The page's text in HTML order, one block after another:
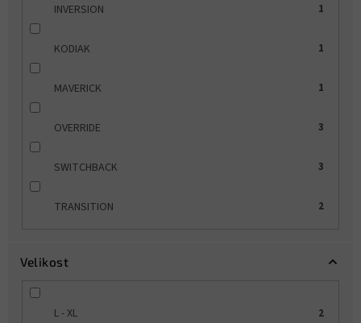
INVERSION 1
KODIAK 1
MAVERICK 1
OVERRIDE 3
SWITCHBACK 3
TRANSITION 2
Velikost
L - XL 2